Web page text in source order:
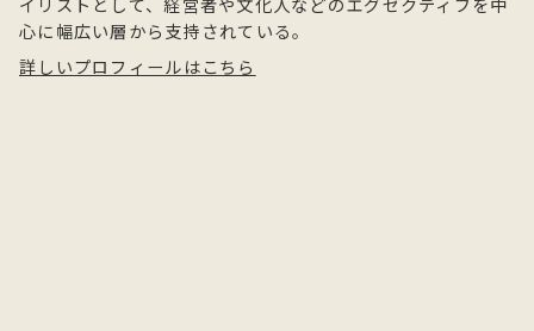
心に幅広い層から支持されている。
詳しいプロフィールはこちら